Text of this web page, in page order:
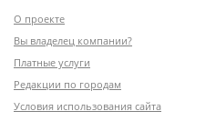
О проекте
Вы владелец компании?
Платные услуги
Редакции по городам
Условия использования сайта